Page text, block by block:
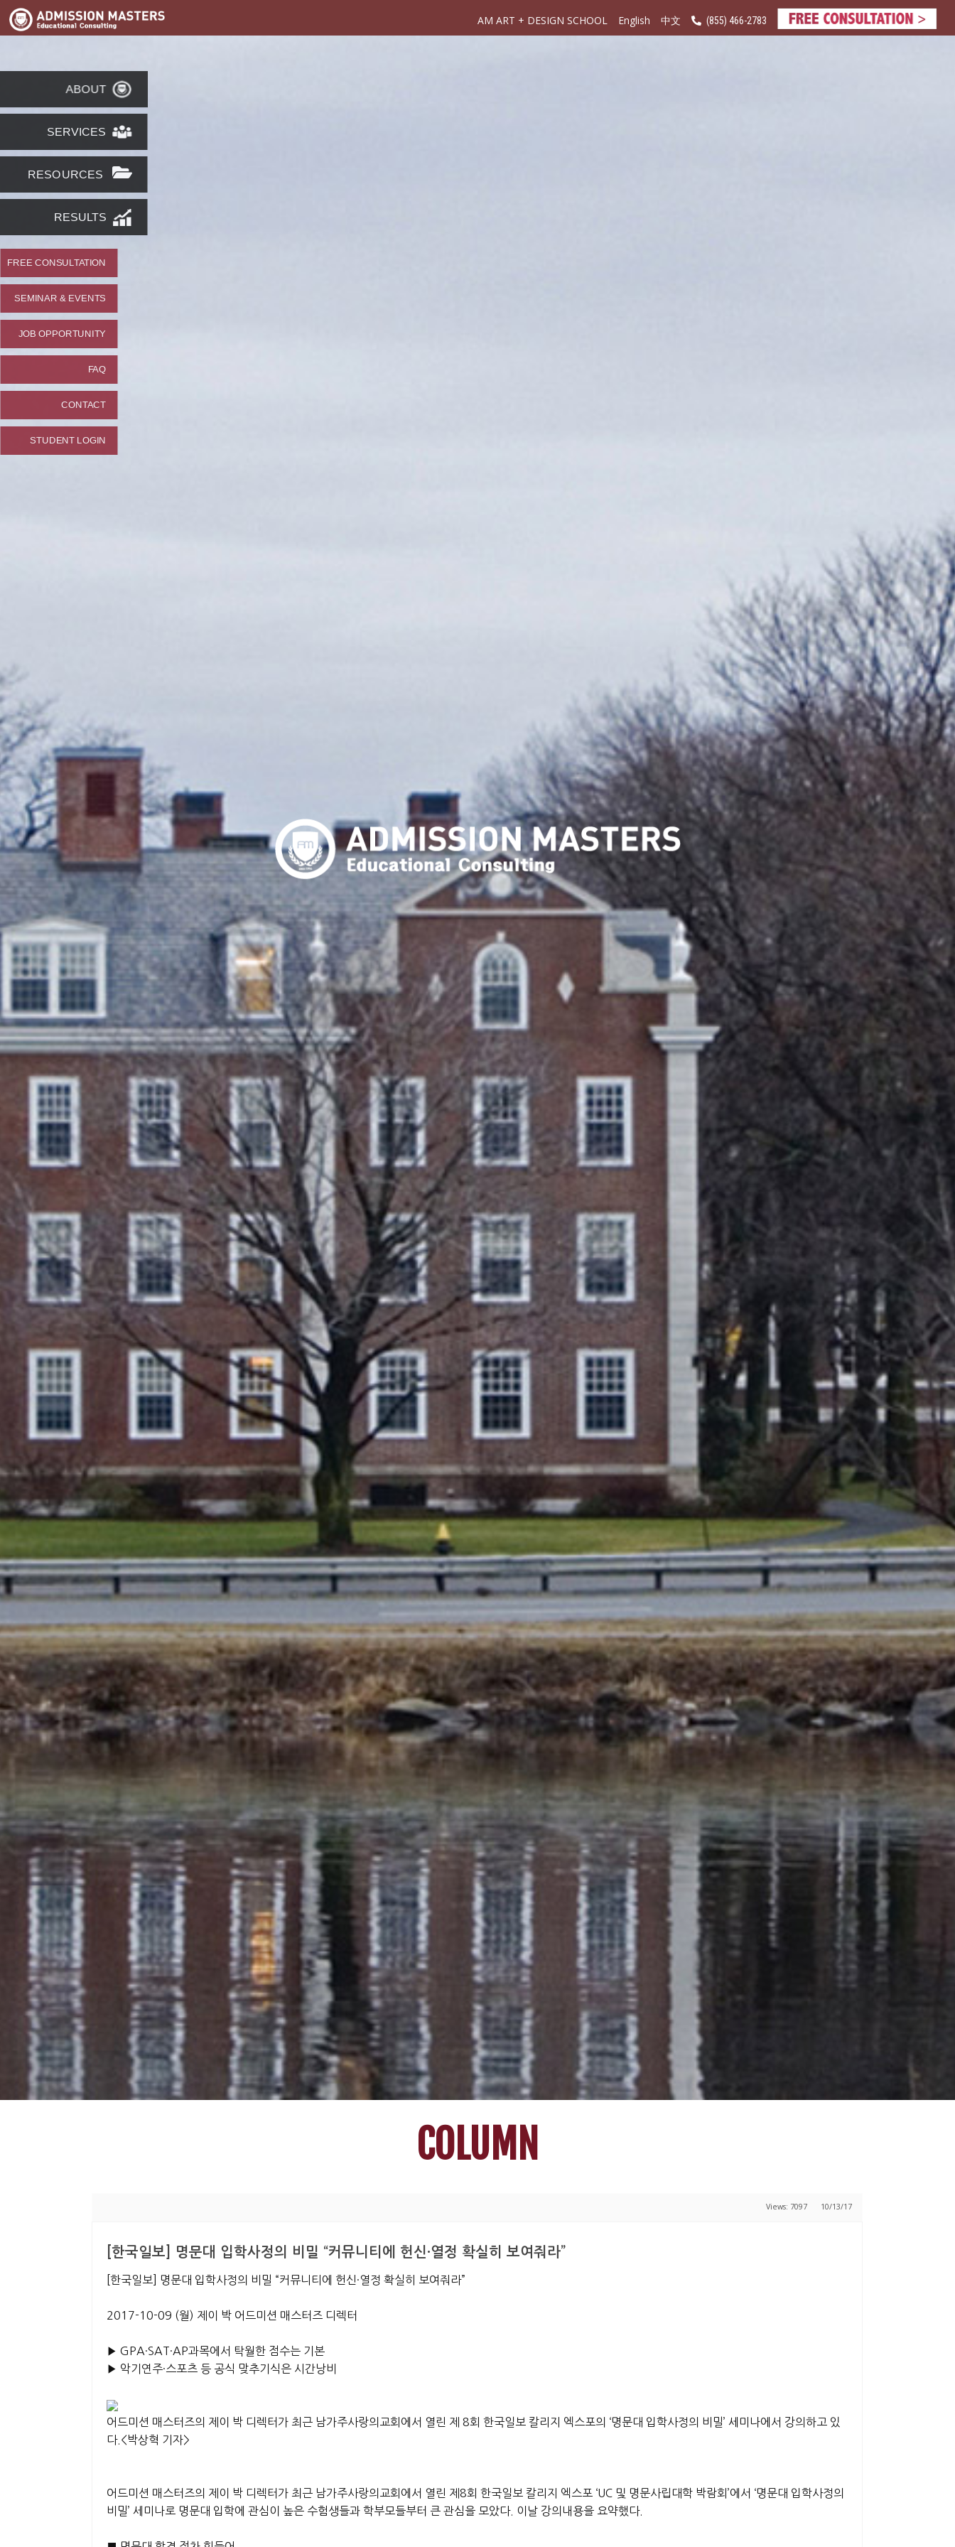
AM ART + DESIGN SCHOOL English 中文 (855) 466-2783
ABOUT
SERVICES
RESOURCES
RESULTS
FREE CONSULTATION
SEMINAR & EVENTS
JOB OPPORTUNITY
FAQ
CONTACT
STUDENT LOGIN
COLUMN
Views: 7097 10/13/17
[한국일보] 명문대 입학사정의 비밀 “커뮤니티에 헌신·열정 확실히 보여줘라”
[한국일보] 명문대 입학사정의 비밀 “커뮤니티에 헌신·열정 확실히 보여줘라”
2017-10-09 (월) 제이 박 어드미션 매스터즈 디렉터
▶ GPA·SAT·AP과목에서 탁월한 점수는 기본
▶ 악기연주·스포츠 등 공식 맞추기식은 시간낭비
어드미션 매스터즈의 제이 박 디렉터가 최근 남가주사랑의교회에서 열린 제 8회 한국일보 칼리지 엑스포의 ‘명문대 입학사정의 비밀’ 세미나에서 강의하고 있
다.<박상혁 기자>
어드미션 매스터즈의 제이 박 디렉터가 최근 남가주사랑의교회에서 열린 제8회 한국일보 칼리지 엑스포 ‘UC 및 명문사립대학 박람회’에서 ‘명문대 입학사정의
비밀’ 세미나로 명문대 입학에 관심이 높은 수험생들과 학부모들부터 큰 관심을 모았다. 이날 강의내용을 요약했다.